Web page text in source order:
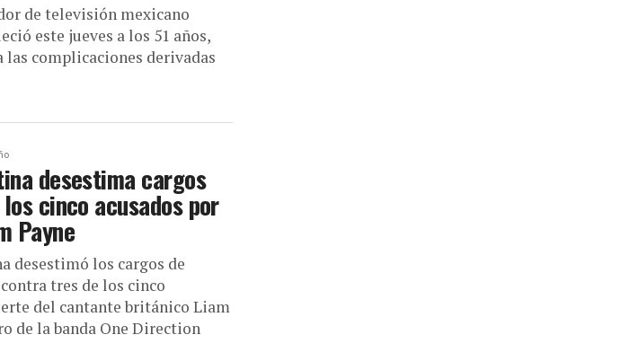
de televisión mexicano
este jueves a los 51 años,
las complicaciones derivadas
desestima cargos
cinco acusados por
Payne
desestimó los cargos de
tres de los cinco
del cantante británico Liam
de la banda One Direction